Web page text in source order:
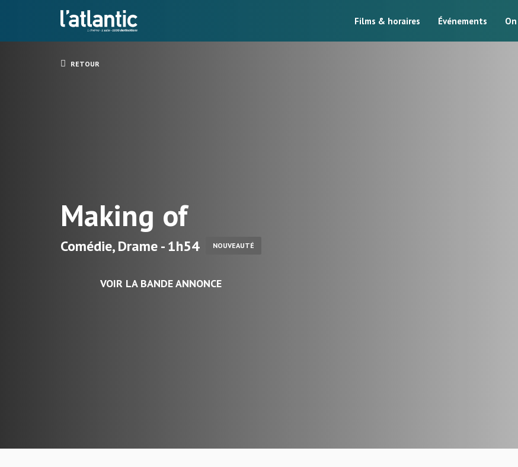
Films & horaires Événements
RETOUR
Making of
Comédie, Drame - 1h54 NOUVEAUTÉ
VOIR LA BANDE ANNONCE